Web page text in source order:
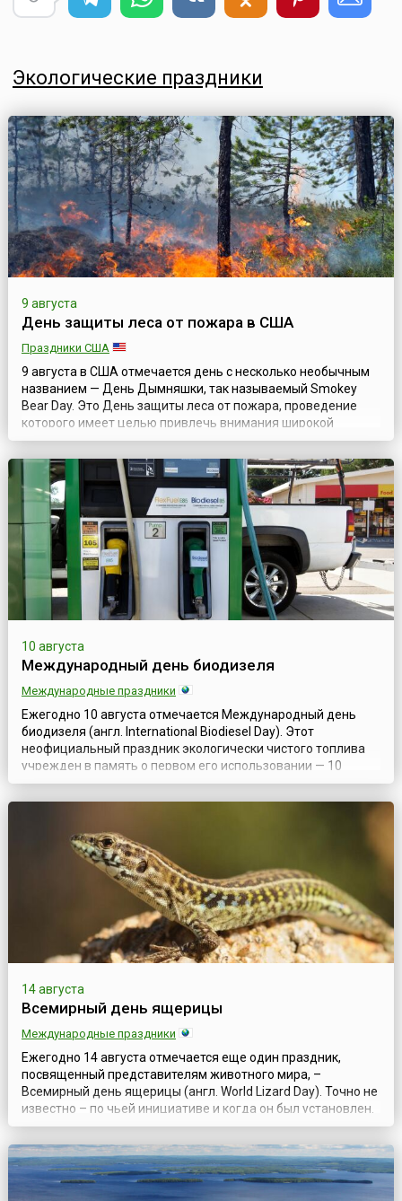
Экологические праздники
9 августа
День защиты леса от пожара в США
Праздники США
9 августа в США отмечается день с несколько необычным
названием — День Дымняшки, так называемый Smokey
Bear Day. Это День защиты леса от пожара, проведение
которого имеет целью привлечь внимания широкой
общественности к проблемам лесных пожаров и
необходимости их предотвращения.Дымняшка — это
симпатичный медвежонок, предупреждающий об
опасности лесных пожаров, символ Службы лесного
хозяйства С...
10 августа
Международный день биодизеля
Международные праздники
Ежегодно 10 августа отмечается Международный день
биодизеля (англ. International Biodiesel Day). Этот
неофициальный праздник экологически чистого топлива
учрежден в память о первом его использовании — 10
августа 1893 года был запущен двигатель, работающий на
топливе, основой которого стало арахисовое масло, и с
биодизельного топлива.Сам же дизел...
14 августа
Всемирный день ящерицы
Международные праздники
Ежегодно 14 августа отмечается еще один праздник,
посвященный представителям животного мира, –
Всемирный день ящерицы (англ. World Lizard Day). Точно не
известно – по чьей инициативе и когда он был установлен.
Но, по одной из версий, авторство Дня приписывается
американскому биологу Джону Хантеру, который в 2004
году придумал этот праздник с целью привлечения
внимания к угрозам, которым подвер...